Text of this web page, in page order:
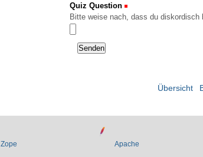
Quiz Question
Bitte weise nach, dass du diskordisch
Übersicht
Zope Apache